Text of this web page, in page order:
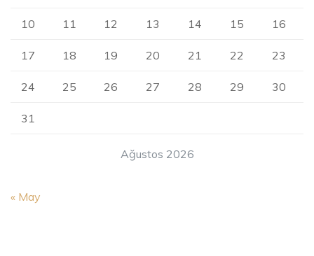
Ağustos 2026
10 11 12 13 14 15 16
17 18 19 20 21 22 23
24 25 26 27 28 29 30
31
« May